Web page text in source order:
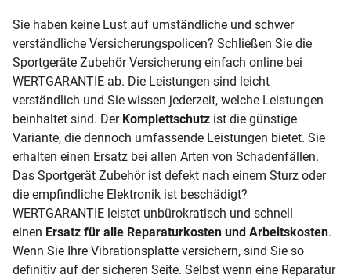
Sie haben keine Lust auf umständliche und schwer
verständliche Versicherungspolicen? Schließen Sie die
Sportgeräte Zubehör Versicherung einfach online bei
WERTGARANTIE ab. Die Leistungen sind leicht
verständlich und Sie wissen jederzeit, welche Leistungen
beinhaltet sind. Der Komplettschutz ist die günstige
Variante, die dennoch umfassende Leistungen bietet. Sie
erhalten einen Ersatz bei allen Arten von Schadenfällen.
Das Sportgerät Zubehör ist defekt nach einem Sturz oder
die empfindliche Elektronik ist beschädigt?
WERTGARANTIE leistet unbürokratisch und schnell
einen Ersatz für alle Reparaturkosten und Arbeitskosten.
Wenn Sie Ihre Vibrationsplatte versichern, sind Sie so
definitiv auf der sicheren Seite. Selbst wenn eine Reparatur